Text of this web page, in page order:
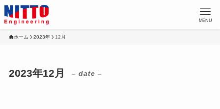
MENU
ホーム 2023年 12月
2023年12月 – date –